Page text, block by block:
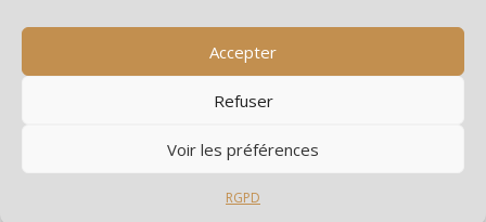
Accepter
Refuser
Voir les préférences
RGPD